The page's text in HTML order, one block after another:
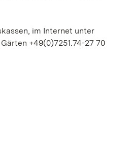
im Internet unter
+49(0)7251.74-27 70